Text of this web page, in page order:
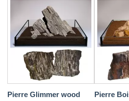
Pierre Glimmer wood
Pierre